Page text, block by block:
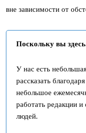
вне зависимости от
Поскольку вы
У нас есть
рассказать
небольшое
работать редакции
людей.